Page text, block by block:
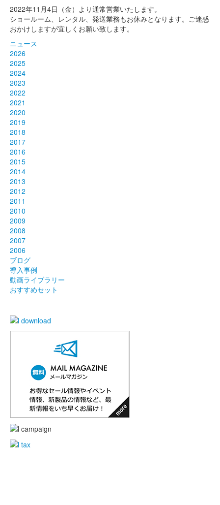
2022年11月4日（金）より通常営業いたします。
ショールーム、レンタル、発送業務もお休みとなります。ご迷惑
おかけしますが宜しくお願い致します。
ニュース
2026
2025
2024
2023
2022
2021
2020
2019
2018
2017
2016
2015
2014
2013
2012
2011
2010
2009
2008
2007
2006
ブログ
導入事例
動画ライブラリー
おすすめセット